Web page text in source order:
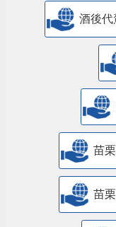
酒後代
苗
苗